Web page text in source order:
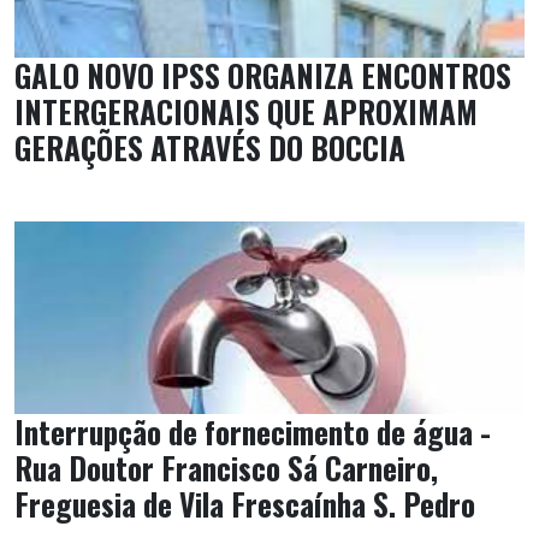
GALO NOVO IPSS ORGANIZA ENCONTROS
INTERGERACIONAIS QUE APROXIMAM
GERAÇÕES ATRAVÉS DO BOCCIA
Interrupção de fornecimento de água -
Rua Doutor Francisco Sá Carneiro,
Freguesia de Vila Frescaínha S. Pedro